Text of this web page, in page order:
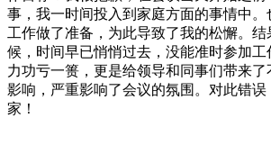
事，我一时间投入到家庭方面的事情中
工作做了准备，为此导致了我的松懈。
候，时间早已悄悄过去，没能准时参加
力功亏一篑，更是给领导和同事们带来
影响，严重影响了会议的氛围。对此错
家！